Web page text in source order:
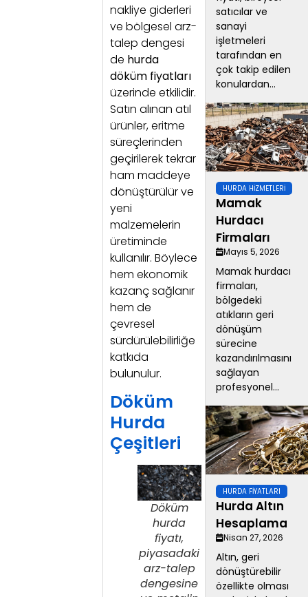
nakliye giderleri
ve bölgesel arz-
talep dengesi
de hurda
döküm fiyatları
üzerinde etkilidir.
Satın alınan atıl
ürünler, eritme
süreçlerinden
geçirilerek tekrar
ham maddeye
dönüştürülür ve
yeni
malzemelerin
üretiminde
kullanılır. Böylece
hem ekonomik
kazanç sağlanır
hem de
çevresel
sürdürülebilirliğe
katkıda
bulunulur.
Döküm
Hurda
Çeşitleri
Döküm
hurda
fiyatı,
piyasadaki
arz-talep
dengesine
satıcılar ve
sanayi
işletmeleri
tarafından en
çok takip edilen
konulardan...
HURDA HIZMETLERI
Mamak
Hurdacı
Firmaları
Mayıs 5, 2026
Mamak hurdacı
firmaları,
bölgedeki
atıkların geri
dönüşüm
sürecine
kazandırılmasını
sağlayan
profesyonel...
HURDA FIYATLARI
Hurda Altın
Hesaplama
Nisan 27, 2026
Altın, geri
dönüştürebilir
özellikte olması